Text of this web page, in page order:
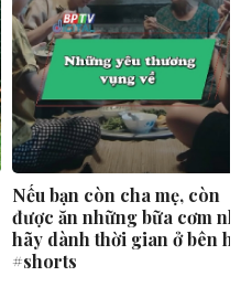
Nếu bạn còn cha mẹ, còn
được ăn những bữa cơm
hãy dành thời gian ở bên
#shorts